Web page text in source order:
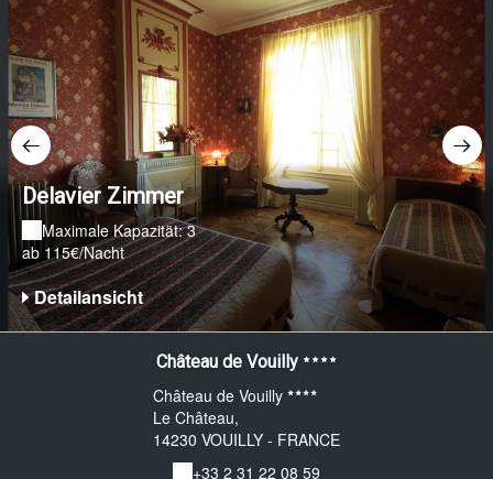
Delavier Zimmer
Maximale Kapazität: 3
ab 115€/Nacht
Detailansicht
Château de Vouilly
Château de Vouilly
Le Château,
14230 VOUILLY - FRANCE
+33 2 31 22 08 59